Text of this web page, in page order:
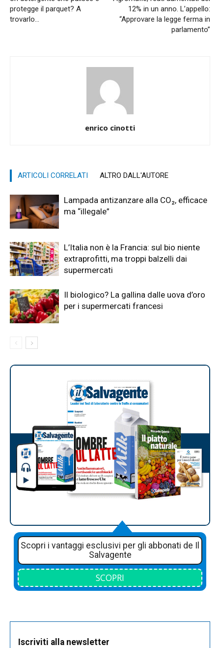
protegge il parquet? A
trovarlo…
12% in un anno. L’appello:
“Approvare la legge ferma in
parlamento”
enrico cinotti
ARTICOLI CORRELATI ALTRO DALL'AUTORE
Lampada antizanzare alla CO₂, efficace
ma “illegale”
L’Italia non è la Francia: sul bio niente
extraprofitti, ma troppi balzelli dai
supermercati
Il biologico? La gallina dalle uova d’oro
per i supermercati francesi
Scopri i vantaggi esclusivi per gli abbonati de Il
Salvagente
SCOPRI
Iscriviti alla newsletter